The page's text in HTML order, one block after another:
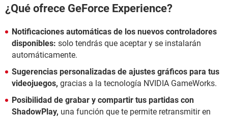
¿Qué ofrece GeForce Experience?
Notificaciones automáticas de los nuevos controladores
disponibles: solo tendrás que aceptar y se instalarán
automáticamente.
Sugerencias personalizadas de ajustes gráficos para tus
videojuegos, gracias a la tecnología NVIDIA GameWorks.
Posibilidad de grabar y compartir tus partidas con
ShadowPlay, una función que te permite retransmitir en